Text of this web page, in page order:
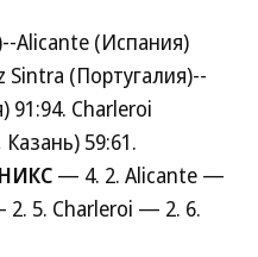
Alicante (Испания)
Sintra (Португалия)--
91:94. Charleroi
59:61.
— 4. 2. Alicante —
5. Charleroi — 2. 6.